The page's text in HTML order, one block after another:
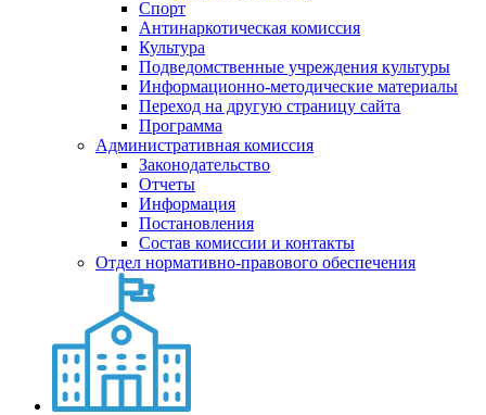
Спорт
Антинаркотическая комиссия
Культура
Подведомственные учреждения культуры
Информационно-методические материалы
Переход на другую страницу сайта
Программа
Административная комиссия
Законодательство
Отчеты
Информация
Постановления
Состав комиссии и контакты
Отдел нормативно-правового обеспечения